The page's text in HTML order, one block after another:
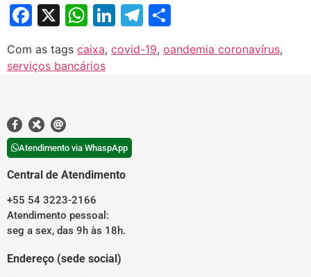
Facebook
X WhatsApp
LinkedIn
Telegram
Com as tags caixa, covid-19, oandemia coronavírus,
serviços bancários
Atendimento via WhaspApp
Central de Atendimento
+55 54 3223-2166
Atendimento pessoal:
seg a sex, das 9h às 18h.
Endereço (sede social)